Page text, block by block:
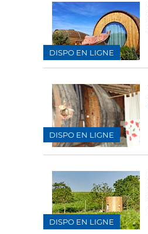
DISPO EN LIGNE
DISPO EN LIGNE
DISPO EN LIGNE